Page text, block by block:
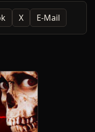
X E-Mail